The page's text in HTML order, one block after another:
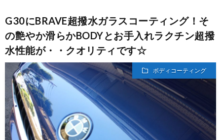
G30にBRAVE超撥水ガラスコーティング！そ
の艶やか滑らかBODYとお手入れラクチン超撥
水性能が・・クオリティです☆
ボディコーティング